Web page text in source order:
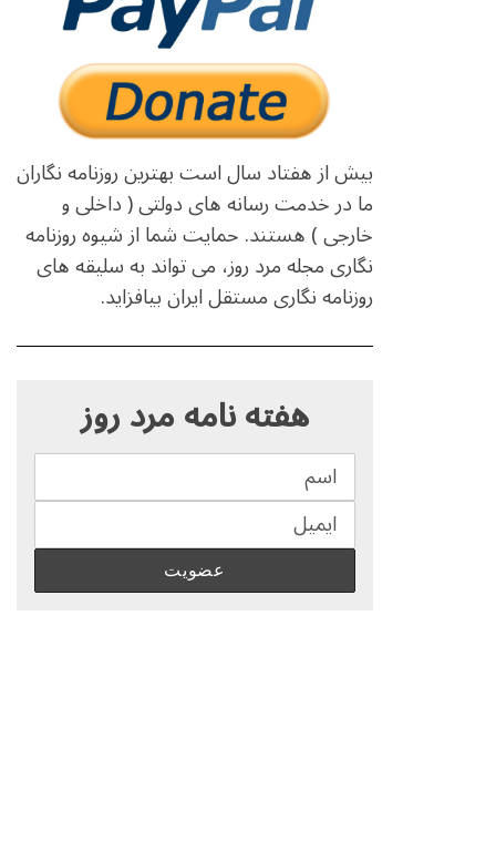
بیش از هفتاد سال است بهترین روزنامه نگاران
ما در خدمت رسانه های دولتی ( داخلی و
خارجی ) هستند. حمایت شما از شیوه روزنامه
نگاری مجله مرد روز، می تواند به سلیقه های
روزنامه نگاری مستقل ایران بیافزاید.
هفته نامه مرد روز
S
e
a
c
o
r